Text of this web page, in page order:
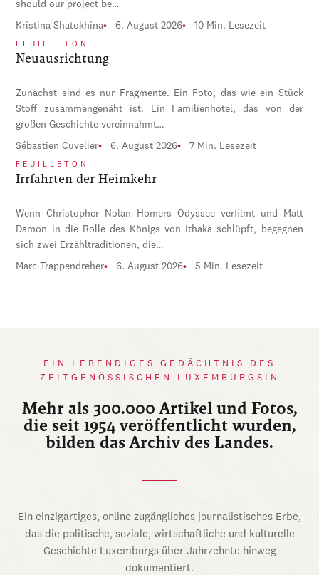
should our project be…
Kristina Shatokhina 6. August 2026 10 Min. Lesezeit
FEUILLETON
Neuausrichtung
Zunächst sind es nur Fragmente. Ein Foto, das wie ein Stück
Stoff zusammengenäht ist. Ein Familienhotel, das von der
großen Geschichte vereinnahmt…
Sébastien Cuvelier 6. August 2026 7 Min. Lesezeit
FEUILLETON
Irrfahrten der Heimkehr
Wenn Christopher Nolan Homers Odyssee verfilmt und Matt
Damon in die Rolle des Königs von Ithaka schlüpft, begegnen
sich zwei Erzähltraditionen, die…
Marc Trappendreher 6. August 2026 5 Min. Lesezeit
EIN LEBENDIGES GEDÄCHTNIS DES
ZEITGENÖSSISCHEN LUXEMBURGSIN
Mehr als 300.000 Artikel und Fotos,
die seit 1954 veröffentlicht wurden,
bilden das Archiv des Landes.
Ein einzigartiges, online zugängliches journalistisches Erbe,
das die politische, soziale, wirtschaftliche und kulturelle
Geschichte Luxemburgs über Jahrzehnte hinweg
dokumentiert.